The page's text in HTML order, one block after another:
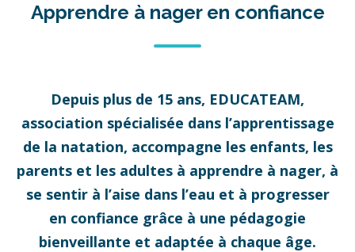
Apprendre à nager en confiance
Depuis plus de 15 ans, EDUCATEAM,
association spécialisée dans l’apprentissage
de la natation, accompagne les enfants, les
parents et les adultes à apprendre à nager, à
se sentir à l’aise dans l’eau et à progresser
en confiance grâce à une pédagogie
bienveillante et adaptée à chaque âge.